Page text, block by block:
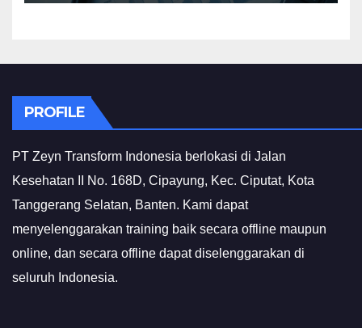
PROFILE
PT Zeyn Transform Indonesia berlokasi di Jalan
Kesehatan II No. 168D, Cipayung, Kec. Ciputat, Kota
Tanggerang Selatan, Banten. Kami dapat
menyelenggarakan training baik secara offline maupun
online, dan secara offline dapat diselenggarakan di
seluruh Indonesia.